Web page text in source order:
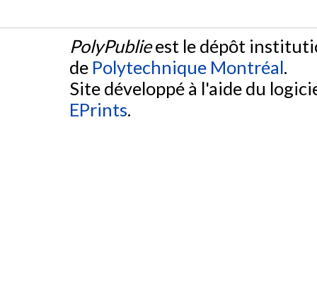
PolyPublieest le dépôt
de Polytechnique Montréal.
Site développé à l'aide du
EPrints.